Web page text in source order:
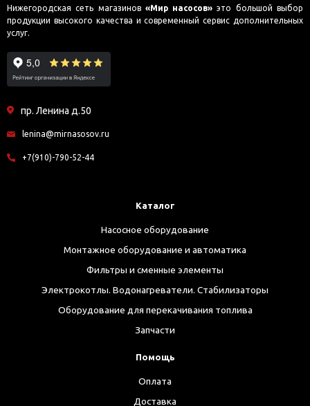
Нижегородская сеть магазинов «Мир насосов» это большой выбор
продукции высокого качества и современный сервис дополнительных
услуг.
пр. Ленина д.50
lenina@mirnasosov.ru
+7(910)-790-52-44
Каталог
Насосное оборудование
Монтажное оборудование и автоматика
Фильтры и сменные элементы
Электрокотлы. Водонагреватели. Стабилизаторы
Оборудование для перекачивания топлива
Запчасти
Помощь
Оплата
Доставка